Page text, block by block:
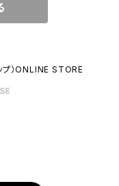
）ONLINE STORE